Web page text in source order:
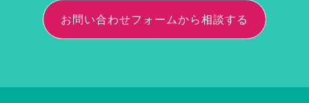
お問い合わせフォームから相談する